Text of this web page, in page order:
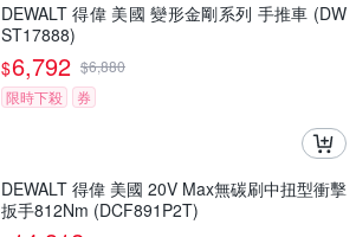
DEWALT 得偉 美國 變形金剛系列 手推車 (DW
ST17888)
$6,792 $6,880
限時下殺
券
DEWALT 得偉 美國 20V Max無碳刷中扭型衝擊
扳手812Nm (DCF891P2T)